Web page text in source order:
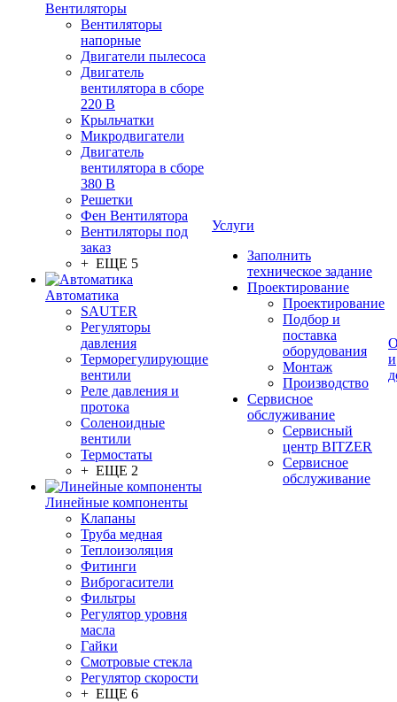
Вентиляторы
Вентиляторы
напорные
Двигатели пылесоса
Двигатель
вентилятора в сборе
220 В
Крыльчатки
Микродвигатели
Двигатель
вентилятора в сборе
380 В
Решетки
Фен Вентилятора
Вентиляторы под
заказ
+ ЕЩЕ 5
Автоматика
SAUTER
Регуляторы
давления
Терморегулирующие
вентили
Реле давления и
протока
Соленоидные
вентили
Термостаты
+ ЕЩЕ 2
Линейные компоненты
Клапаны
Труба медная
Теплоизоляция
Фитинги
Виброгасители
Фильтры
Регулятор уровня
масла
Гайки
Смотровые стекла
Регулятор скорости
+ ЕЩЕ 6
Услуги
Заполнить
техническое задание
Проектирование
Проектирование
Подбор и
поставка
оборудования
Монтаж
Производство
Сервисное
обслуживание
Сервисный
центр BITZER
Сервисное
обслуживание
и